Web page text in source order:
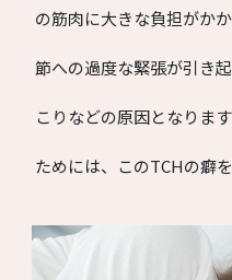
の筋肉に大きな負担がか
節への過度な緊張が引き
こりなどの原因となりま
ためには、このTCHの癖